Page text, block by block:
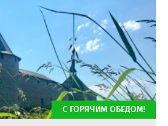
С ГОРЯЧИМ ОБЕДОМ!